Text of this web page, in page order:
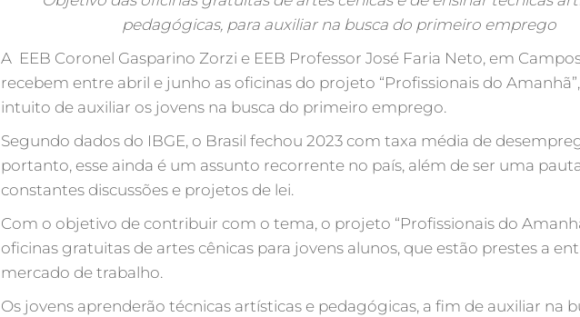
pedagógicas, para auxiliar na busca do primeiro emprego
A EEB Coronel Gasparino Zorzi e EEB Professor José Faria Neto, em
recebem entre abril e junho as oficinas do projeto “Profissionais do
intuito de auxiliar os jovens na busca do primeiro emprego.
Segundo dados do IBGE, o Brasil fechou 2023 com taxa média de
portanto, esse ainda é um assunto recorrente no país, além de ser uma
constantes discussões e projetos de lei.
Com o objetivo de contribuir com o tema, o projeto “Profissionais do
oficinas gratuitas de artes cênicas para jovens alunos, que estão prestes a
mercado de trabalho.
Os jovens aprenderão técnicas artísticas e pedagógicas, a fim de auxiliar na